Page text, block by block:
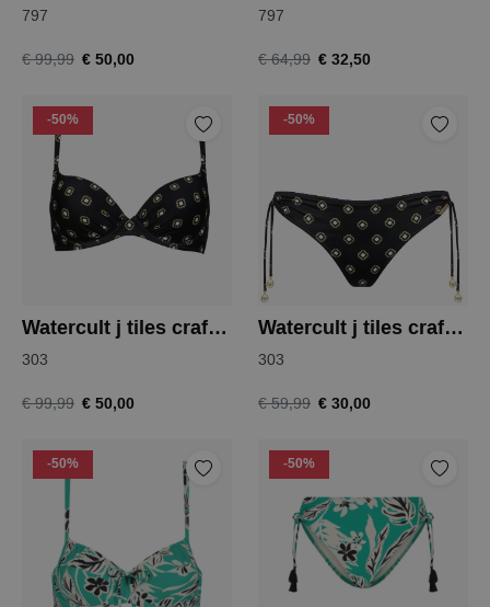
797
€ 99,99 € 50,00
797
€ 64,99 € 32,50
-50%
Watercult j tiles craft bikini top
303
€ 99,99 € 50,00
-50%
Watercult j tiles craft bikini slip
303
€ 59,99 € 30,00
-50% -50%